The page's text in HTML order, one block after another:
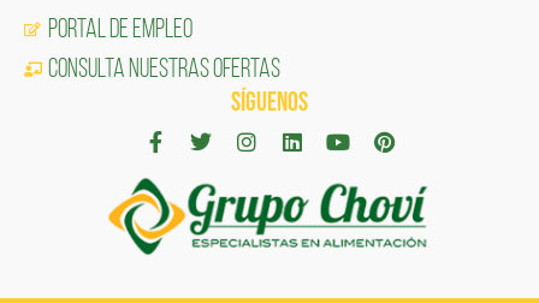
Portal de Empleo
CONSULTA NUESTRAS OFERTAS
SÍGUENOS